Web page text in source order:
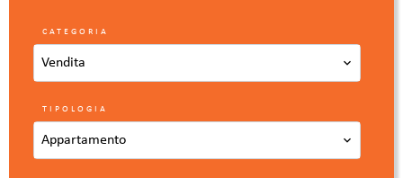
CATEGORIA
Vendita
TIPOLOGIA
Appartamento